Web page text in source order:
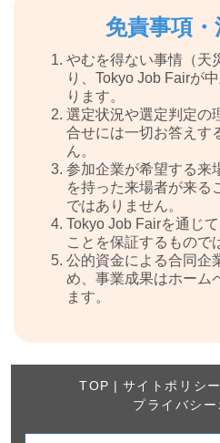
免責事項
やむを得ない事情（天
り、Tokyo Job Fairが
ります。
選定状況や選定判定の
合せには一切お答えす
ん。
参加企業が希望する来
を持った来場者が来る
ではありません。
Tokyo Job Fairを通じ
ことを保証するもので
公的資金による合同企
め、事業成果はホーム
ます。
TOP | サイトポリシー
プライバシー